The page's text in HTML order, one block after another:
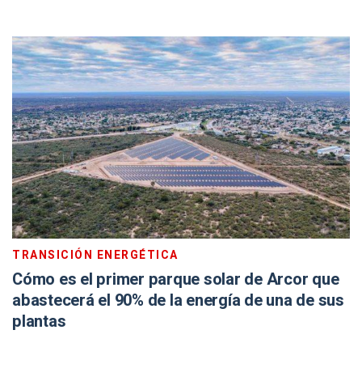
TRANSICIÓN ENERGÉTICA
Cómo es el primer parque solar de Arcor que
abastecerá el 90% de la energía de una de sus
plantas